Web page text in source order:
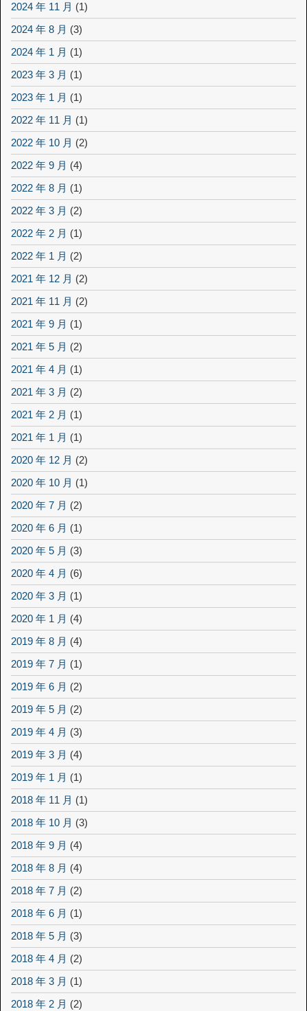
2024 年 11 月 (1)
2024 年 8 月 (3)
2024 年 1 月 (1)
2023 年 3 月 (1)
2023 年 1 月 (1)
2022 年 11 月 (1)
2022 年 10 月 (2)
2022 年 9 月 (4)
2022 年 8 月 (1)
2022 年 3 月 (2)
2022 年 2 月 (1)
2022 年 1 月 (2)
2021 年 12 月 (2)
2021 年 11 月 (2)
2021 年 9 月 (1)
2021 年 5 月 (2)
2021 年 4 月 (1)
2021 年 3 月 (2)
2021 年 2 月 (1)
2021 年 1 月 (1)
2020 年 12 月 (2)
2020 年 10 月 (1)
2020 年 7 月 (2)
2020 年 6 月 (1)
2020 年 5 月 (3)
2020 年 4 月 (6)
2020 年 3 月 (1)
2020 年 1 月 (4)
2019 年 8 月 (4)
2019 年 7 月 (1)
2019 年 6 月 (2)
2019 年 5 月 (2)
2019 年 4 月 (3)
2019 年 3 月 (4)
2019 年 1 月 (1)
2018 年 11 月 (1)
2018 年 10 月 (3)
2018 年 9 月 (4)
2018 年 8 月 (4)
2018 年 7 月 (2)
2018 年 6 月 (1)
2018 年 5 月 (3)
2018 年 4 月 (2)
2018 年 3 月 (1)
2018 年 2 月 (2)